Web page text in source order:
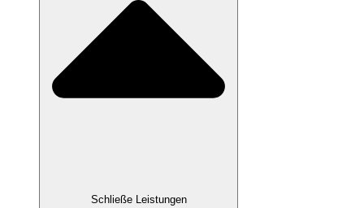
Schließe Leistungen